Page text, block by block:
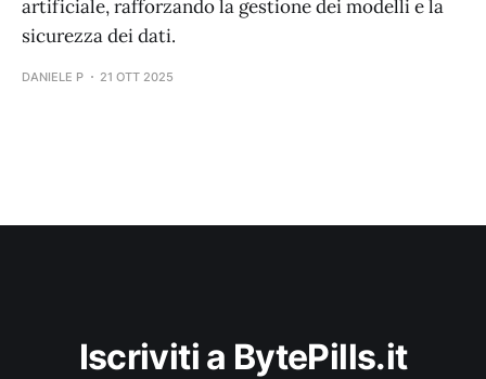
artificiale, rafforzando la gestione dei modelli e la
sicurezza dei dati.
DANIELE P 21 OTT 2025
Iscriviti a BytePills.it